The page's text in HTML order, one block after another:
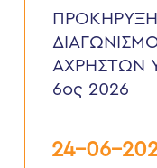
ΕΚΠΟΙΗΣΗ
ΑΧΡΗΣΤΩΝ
ΥΛΙΚΩΝ
Δ.Ε.Υ.Α.Χ.
ΑΧΡΗΣΤΩΝ
6ος 2026
24-06-